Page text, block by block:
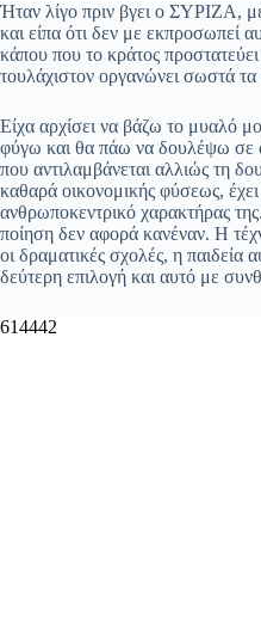
Ήταν λίγο πριν βγει ο ΣΥΡΙΖΑ,
και είπα ότι δεν με
κάπου που το κράτος προστατεύει
τουλάχιστον οργανώνει σωστά τα
Είχα αρχίσει να βάζω το μυαλό
φύγω και θα πάω να δουλέψω σε
που αντιλαμβάνεται αλλιώς τη
καθαρά οικονομικής φύσεως, έχει
ανθρωποκεντρικό χαρακτήρας
ποίηση δεν αφορά κανέναν. Η
οι δραματικές σχολές, η παιδεία
δεύτερη επιλογή και αυτό με